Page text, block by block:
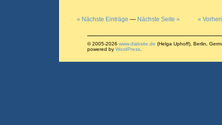
« Nächste Einträge — Nächste Seite » «
© 2005-2026 www.diabsite.de (Helga Uphoff), Berlin,
powered by WordPress.